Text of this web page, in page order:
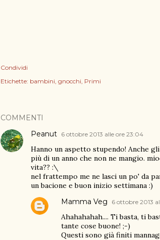
Condividi
Etichette: bambini gnocchi Primi
COMMENTI
Peanut 6 ottobre 2013 alle ore 23:04
Hanno un aspetto stupendo! Anche
più di un anno che non ne mangio.
vita?? :\
nel frattempo me ne lasci un po' da
un bacione e buon inizio settimana :)
Mamma Veg 6 ottobre 2013
Ahahahahah.... Ti basta, ti
tante cose buone! ;-)
Questi sono già finiti